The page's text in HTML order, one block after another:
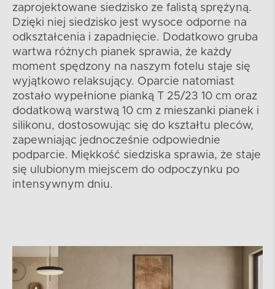
zaprojektowane siedzisko ze falistą sprężyną.
Dzięki niej siedzisko jest wysoce odporne na
odkształcenia i zapadnięcie. Dodatkowo gruba
wartwa różnych pianek sprawia, że każdy
moment spędzony na naszym fotelu staje się
wyjątkowo relaksujący. Oparcie natomiast
zostało wypełnione pianką T 25/23 10 cm oraz
dodatkową warstwą 10 cm z mieszanki pianek i
silikonu, dostosowując się do kształtu pleców,
zapewniając jednocześnie odpowiednie
podparcie. Miękkość siedziska sprawia, że staje
się ulubionym miejscem do odpoczynku po
intensywnym dniu.